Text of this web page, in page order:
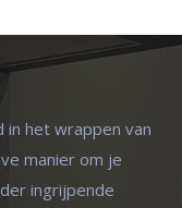
in het wrappen van
manier om je
ingrijpende